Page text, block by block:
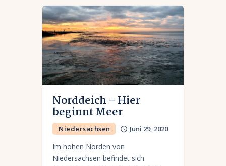
Norddeich – Hier
beginnt Meer
Niedersachsen Juni 29, 2020
Im hohen Norden von
Niedersachsen befindet sich